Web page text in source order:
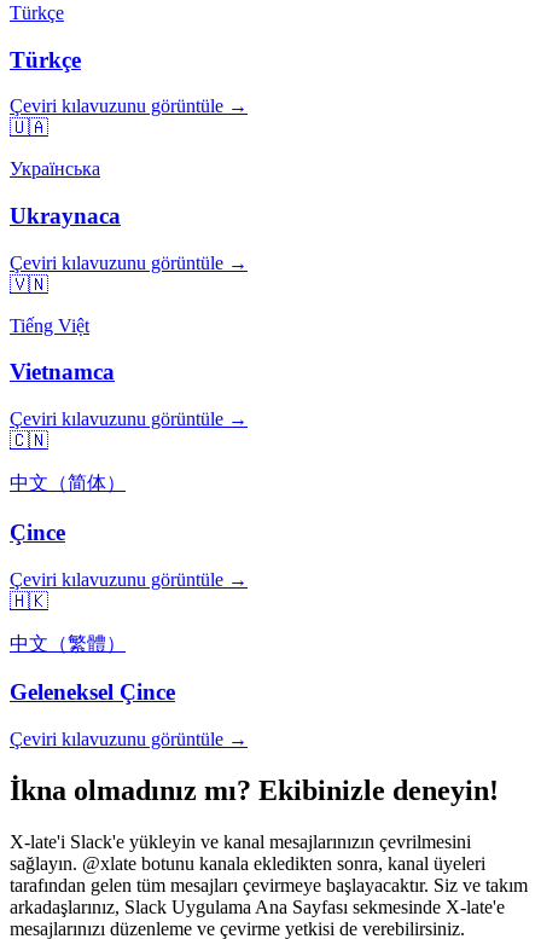
Türkçe
Türkçe
Çeviri kılavuzunu görüntüle →
🇺🇦
Українська
Ukraynaca
Çeviri kılavuzunu görüntüle →
🇻🇳
Tiếng Việt
Vietnamca
Çeviri kılavuzunu görüntüle →
🇨🇳
中文（简体）
Çince
Çeviri kılavuzunu görüntüle →
🇭🇰
中文（繁體）
Geleneksel Çince
Çeviri kılavuzunu görüntüle →
İkna olmadınız mı? Ekibinizle deneyin!
X-late'i Slack'e yükleyin ve kanal mesajlarınızın çevrilmesini
sağlayın. @xlate botunu kanala ekledikten sonra, kanal üyeleri
tarafından gelen tüm mesajları çevirmeye başlayacaktır. Siz ve takım
arkadaşlarınız, Slack Uygulama Ana Sayfası sekmesinde X-late'e
mesajlarınızı düzenleme ve çevirme yetkisi de verebilirsiniz.